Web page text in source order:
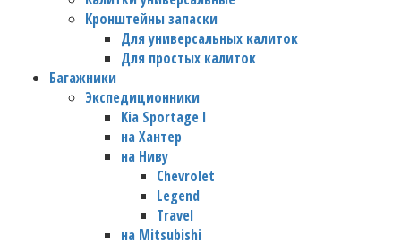
Кронштейны запаски
Для универсальных калиток
Для простых калиток
Багажники
Экспедиционники
Kia Sportage I
на Хантер
на Ниву
Chevrolet
Legend
Travel
на Mitsubishi